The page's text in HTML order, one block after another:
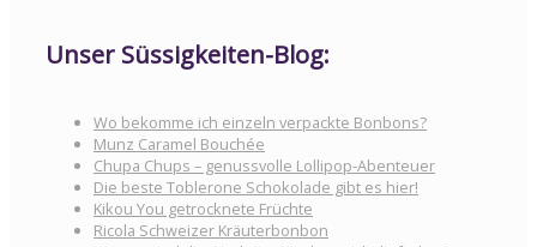
Unser Süssigkeiten-Blog:
Wo bekomme ich einzeln verpackte Bonbons?
Munz Caramel Bouchée
Chupa Chups – genussvolle Lollipop-Abenteuer
Die beste Toblerone Schokolade gibt es hier!
Kikou You getrocknete Früchte
Ricola Schweizer Kräuterbonbon